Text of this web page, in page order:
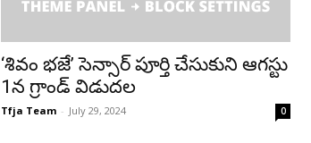
‘శివం భజే’ సెన్సార్ పూర్తి చేసుకుని ఆగస్టు
1న గ్రాండ్ విడుదల
Tfja Team - July 29, 2024 0